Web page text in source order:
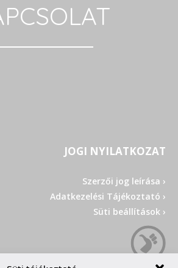
JOGI NYILATKOZAT
Szerzői jog leírása ›
Adatkezelési Tájékoztató ›
Süti beállítások ›